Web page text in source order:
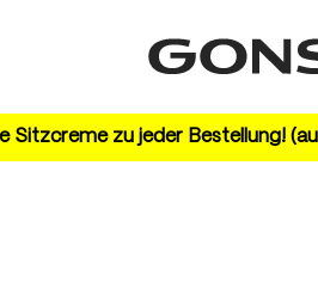
Sitzcreme zu jeder Bestellung!